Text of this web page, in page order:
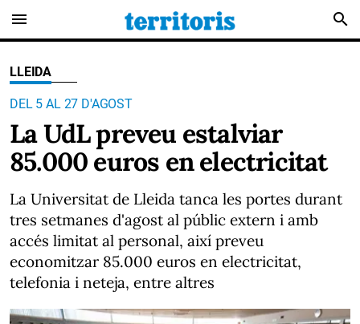
menu search
LLEIDA
DEL 5 AL 27 D'AGOST
La UdL preveu estalviar
85.000 euros en electricitat
La Universitat de Lleida tanca les portes durant
tres setmanes d'agost al públic extern i amb
accés limitat al personal, així preveu
economitzar 85.000 euros en electricitat,
telefonia i neteja, entre altres